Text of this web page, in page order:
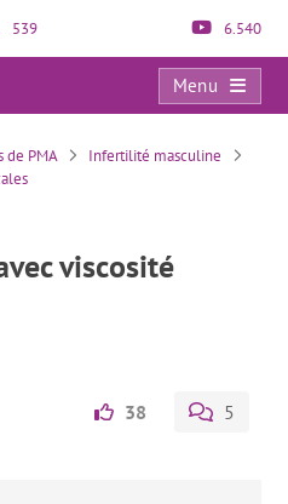
539 6.540
Menu
Spermogramme avec viscosité augmentée
de PMA
Infertilité masculine
viscosité
38 5